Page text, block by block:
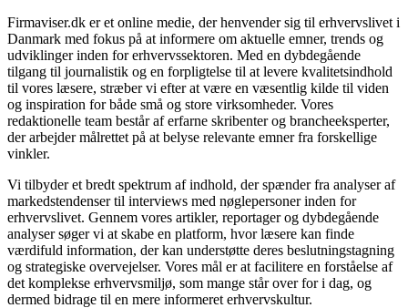
Firmaviser.dk er et online medie, der henvender sig til erhvervslivet i
Danmark med fokus på at informere om aktuelle emner, trends og
udviklinger inden for erhvervssektoren. Med en dybdegående
tilgang til journalistik og en forpligtelse til at levere kvalitetsindhold
til vores læsere, stræber vi efter at være en væsentlig kilde til viden
og inspiration for både små og store virksomheder. Vores
redaktionelle team består af erfarne skribenter og brancheeksperter,
der arbejder målrettet på at belyse relevante emner fra forskellige
vinkler.
Vi tilbyder et bredt spektrum af indhold, der spænder fra analyser af
markedstendenser til interviews med nøglepersoner inden for
erhvervslivet. Gennem vores artikler, reportager og dybdegående
analyser søger vi at skabe en platform, hvor læsere kan finde
værdifuld information, der kan understøtte deres beslutningstagning
og strategiske overvejelser. Vores mål er at facilitere en forståelse af
det komplekse erhvervsmiljø, som mange står over for i dag, og
dermed bidrage til en mere informeret erhvervskultur.